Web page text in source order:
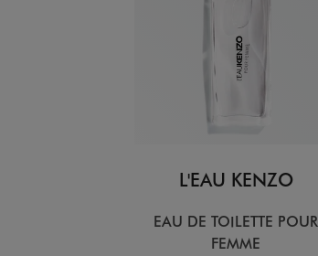
L'EAU KENZO
EAU DE TOILETTE POUR
FEMME